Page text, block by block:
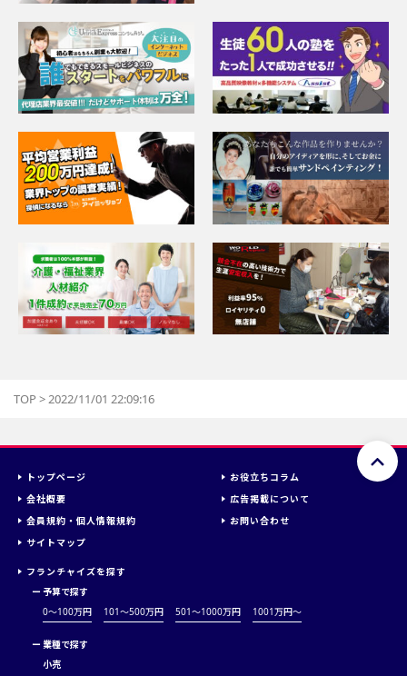
TOP >2022/11/01 22:09:16
トップページ
お役立ちコラム
会社概要
広告掲載について
会員規約・個人情報規約
お問い合わせ
サイトマップ
フランチャイズを探す
ー 予算で探す
0～100万円
101～500万円 501～1000万円 1001万円〜
ー 業種で探す
小売